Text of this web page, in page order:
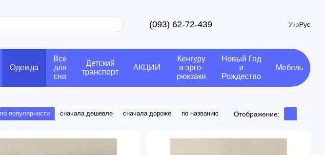
(093) 62-72-439 УкрРус
Одежда
Все
для
сна
Детский
транспорт
АКЦИИ
Кенгуру
и эрго-
рюкзаки
Новый Год
и
Рождество
Мебель
по популярности сначала дешевле сначала дороже по названию Отображение: